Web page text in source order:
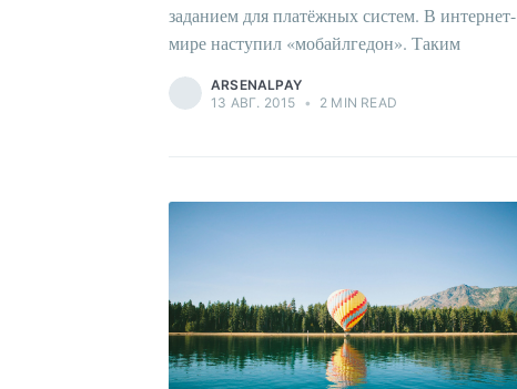
заданием для платёжных систем. В интернет-
мире наступил «мобайлгедон». Таким
ARSENALPAY
13 АВГ. 2015 • 2 MIN READ